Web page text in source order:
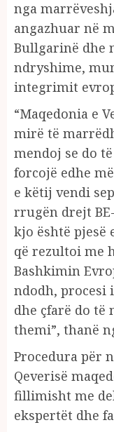
nga
angazhuar në
Bullgarinë dhe
ndryshime,
integrimit
“Maqedonia e
mirë të
mendoj se do
forcojë edhe
e këtij vendi
rrugën drejt
kjo është pjesë
që rezultoi me
Bashkimin
ndodh, procesi
dhe çfarë do të
themi”, thanë
Procedura për
Qeverisë
fillimisht me
ekspertët dhe